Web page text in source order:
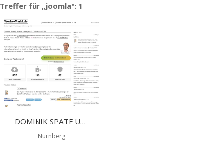
Treffer für „joomla": 1
DOMINIK SPÄTE UG (HAFTUNGSBESCHRÄNKT)
Nürnberg